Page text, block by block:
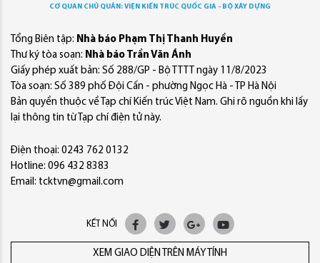
CƠ QUAN CHỦ QUẢN: VIỆN KIẾN TRÚC QUỐC GIA - BỘ XÂY DỰNG
Tổng Biên tập: Nhà báo Phạm Thị Thanh Huyền
Thư ký tòa soạn: Nhà báo Trần Văn Ánh
Giấy phép xuất bản: Số 288/GP - Bộ TTTT ngày 11/8/2023
Tòa soạn: Số 389 phố Đội Cấn - phường Ngọc Hà - TP Hà Nội
Bản quyền thuộc về Tạp chí Kiến trúc Việt Nam. Ghi rõ nguồn khi lấy
lại thông tin từ Tạp chí điện tử này.
Điện thoại: 0243 762 0132
Hotline: 096 432 8383
Email: tcktvn@gmail.com
KẾT NỐI
XEM GIAO DIỆN TRÊN MÁY TÍNH